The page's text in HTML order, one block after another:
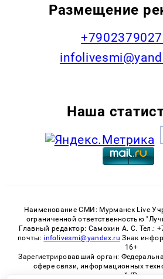
Размещение
Наша
Наименование СМИ: Мурманск Live
ограниченной ответственностью
Главный редактор: Самохин А. С. Тел.:
почты: infolivesmi@yandex.ru Знак
16+
Зарегистрировавший орган:
сфере связи, информационных
коммуникаций